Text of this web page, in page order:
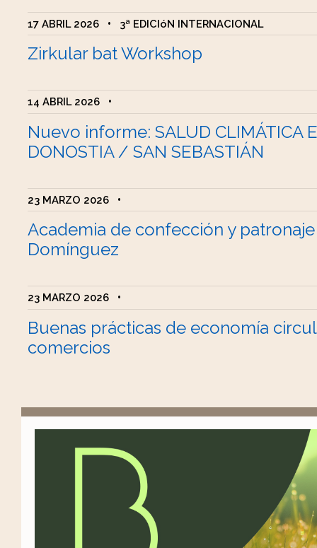
17 ABRIL 2026 • 3ª EDICIóN INTERNACIONAL
Zirkular bat Workshop
14 ABRIL 2026 •
Nuevo informe: SALUD CLIMÁTICA
DONOSTIA / SAN SEBASTIÁN
23 MARZO 2026 •
Academia de confección y
Domínguez
23 MARZO 2026 •
Buenas prácticas de economía
comercios